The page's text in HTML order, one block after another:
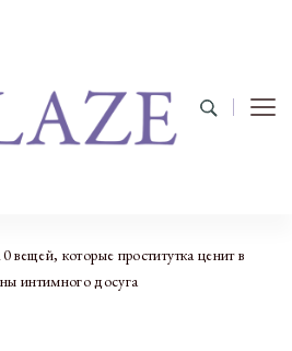
вещей, которые проститутка ценит в
интимного досуга